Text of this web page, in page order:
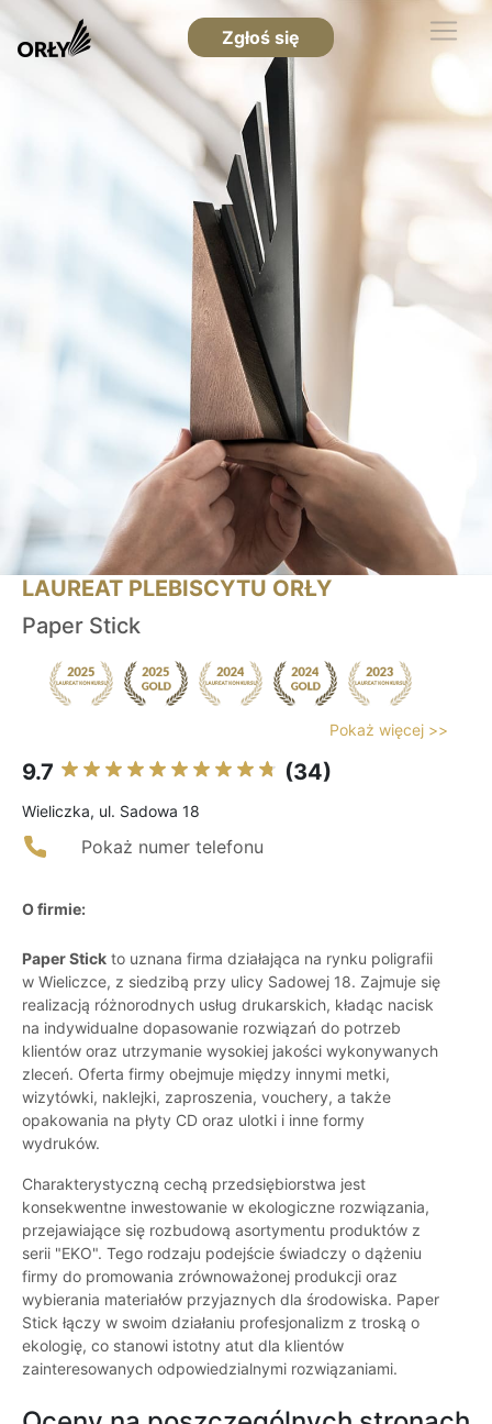
Zgłoś się
LAUREAT PLEBISCYTU ORŁY
Paper Stick
Pokaż więcej >>
9.7 (34)
Wieliczka, ul. Sadowa 18
Pokaż numer telefonu
O firmie:
Paper Stick to uznana firma działająca na rynku poligrafii
w Wieliczce, z siedzibą przy ulicy Sadowej 18. Zajmuje się
realizacją różnorodnych usług drukarskich, kładąc nacisk
na indywidualne dopasowanie rozwiązań do potrzeb
klientów oraz utrzymanie wysokiej jakości wykonywanych
zleceń. Oferta firmy obejmuje między innymi metki,
wizytówki, naklejki, zaproszenia, vouchery, a także
opakowania na płyty CD oraz ulotki i inne formy
wydruków.
Charakterystyczną cechą przedsiębiorstwa jest
konsekwentne inwestowanie w ekologiczne rozwiązania,
przejawiające się rozbudową asortymentu produktów z
serii "EKO". Tego rodzaju podejście świadczy o dążeniu
firmy do promowania zrównoważonej produkcji oraz
wybierania materiałów przyjaznych dla środowiska. Paper
Stick łączy w swoim działaniu profesjonalizm z troską o
ekologię, co stanowi istotny atut dla klientów
zainteresowanych odpowiedzialnymi rozwiązaniami.